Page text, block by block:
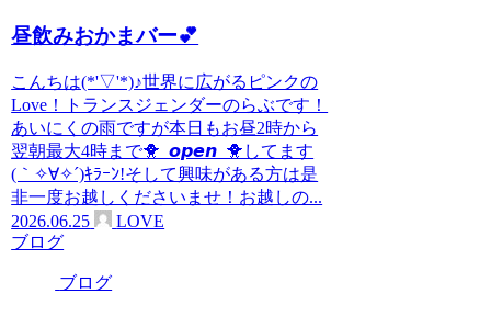
昼飲みおかまバー💕
こんちは(*'▽'*)♪世界に広がるピンクの
Love！トランスジェンダーのらぶです！
あいにくの雨ですが本日もお昼2時から
翌朝最大4時まで🐥_𝙤𝙥𝙚𝙣_🐥してます
(｀✧∀✧´)ｷﾗｰﾝ!そして興味がある方は是
非一度お越しくださいませ！お越しの...
2026.06.25
LOVE
ブログ
ブログ